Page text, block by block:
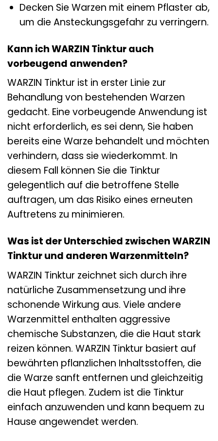
Decken Sie Warzen mit einem Pflaster ab,
um die Ansteckungsgefahr zu verringern.
Kann ich WARZIN Tinktur auch
vorbeugend anwenden?
WARZIN Tinktur ist in erster Linie zur
Behandlung von bestehenden Warzen
gedacht. Eine vorbeugende Anwendung ist
nicht erforderlich, es sei denn, Sie haben
bereits eine Warze behandelt und möchten
verhindern, dass sie wiederkommt. In
diesem Fall können Sie die Tinktur
gelegentlich auf die betroffene Stelle
auftragen, um das Risiko eines erneuten
Auftretens zu minimieren.
Was ist der Unterschied zwischen WARZIN
Tinktur und anderen Warzenmitteln?
WARZIN Tinktur zeichnet sich durch ihre
natürliche Zusammensetzung und ihre
schonende Wirkung aus. Viele andere
Warzenmittel enthalten aggressive
chemische Substanzen, die die Haut stark
reizen können. WARZIN Tinktur basiert auf
bewährten pflanzlichen Inhaltsstoffen, die
die Warze sanft entfernen und gleichzeitig
die Haut pflegen. Zudem ist die Tinktur
einfach anzuwenden und kann bequem zu
Hause angewendet werden.